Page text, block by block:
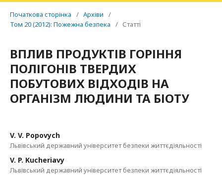
Початкова сторінка / Архіви
/
Том 20 (2012): Пожежна безпека
/ Статті
ВПЛИВ ПРОДУКТІВ ГОРІННЯ
ПОЛІГОНІВ ТВЕРДИХ
ПОБУТОВИХ ВІДХОДІВ НА
ОРГАНІЗМ ЛЮДИНИ ТА БІОТУ
V. V. Popovych
Львівський державний університет безпеки життєдіяльності
V. P. Kucheriavy
Львівський державний університет безпеки життєдіяльності